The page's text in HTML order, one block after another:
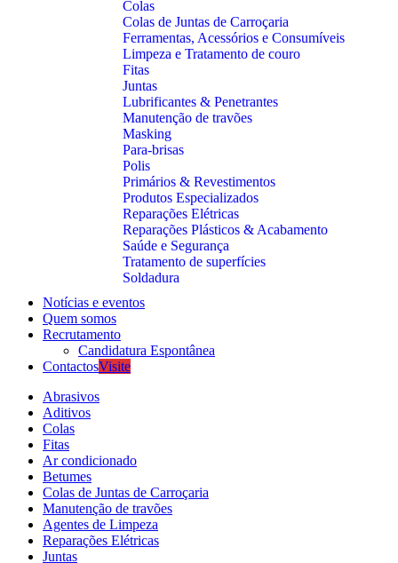
Colas
Colas de Juntas de Carroçaria
Ferramentas, Acessórios e Consumíveis
Limpeza e Tratamento de couro
Fitas
Juntas
Lubrificantes & Penetrantes
Manutenção de travões
Masking
Para-brisas
Polis
Primários & Revestimentos
Produtos Especializados
Reparações Elétricas
Reparações Plásticos & Acabamento
Saúde e Segurança
Tratamento de superfícies
Soldadura
Notícias e eventos
Quem somos
Recrutamento
Candidatura Espontânea
ContactosVisite
Abrasivos
Aditivos
Colas
Fitas
Ar condicionado
Betumes
Colas de Juntas de Carroçaria
Manutenção de travões
Agentes de Limpeza
Reparações Elétricas
Juntas